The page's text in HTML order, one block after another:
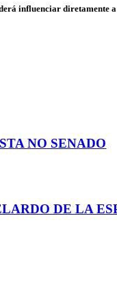
influenciar diretamente
NO SENADO
DE LA